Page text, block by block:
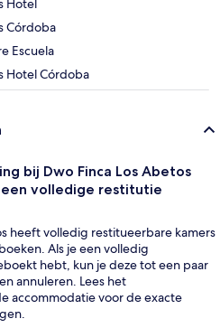
Hotel
Córdoba
Escuela
Hotel Córdoba
bij Dwo Finca Los Abetos
volledige restitutie
heeft volledig restitueerbare kamers
Als je een volledig
hebt, kun je deze tot een paar
annuleren. Lees het
accommodatie voor de exacte